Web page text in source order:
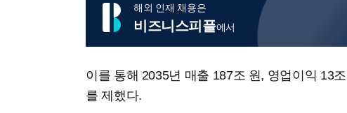
해외 인재 채용은
비즈니스피플에서
이를 통해 2035년 매출 187조 원, 영업이익 13
를 제했다.